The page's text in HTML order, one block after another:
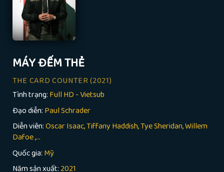
MÁY ĐẾM THẺ
THE CARD COUNTER(2021)
Tình trạng: Full HD - Vietsub
Đạo diễn: Paul Schrader
Diễn viên:Oscar Isaac, Tiffany Haddish, Tye Sheridan, Willem
Dafoe ,...
Quốc gia: Mỹ
Năm sản xuất: 2021